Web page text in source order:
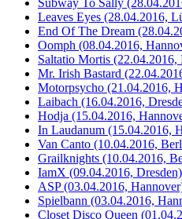
Leaves Eyes (28.04.2016,
End Of The Dream
Oomph (08.04.2016,
Saltatio Mortis (22.04.2016,
Mr. Irish Bastard
Motorpsycho (21.04.2016,
Laibach (16.04.2016,
Hodja (15.04.2016,
In Laudanum (15.04.2016,
Van Canto (10.04.2016,
Grailknights (10.04.2016,
IamX (09.04.2016, Dresden)
ASP (03.04.2016,
Spielbann (03.04.2016,
Closet Disco Queen